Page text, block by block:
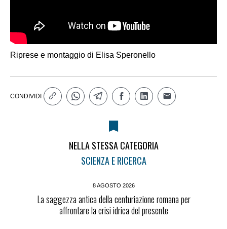
Riprese e montaggio di Elisa Speronello
CONDIVIDI
NELLA STESSA CATEGORIA
SCIENZA E RICERCA
8 AGOSTO 2026
La saggezza antica della centuriazione romana per
affrontare la crisi idrica del presente